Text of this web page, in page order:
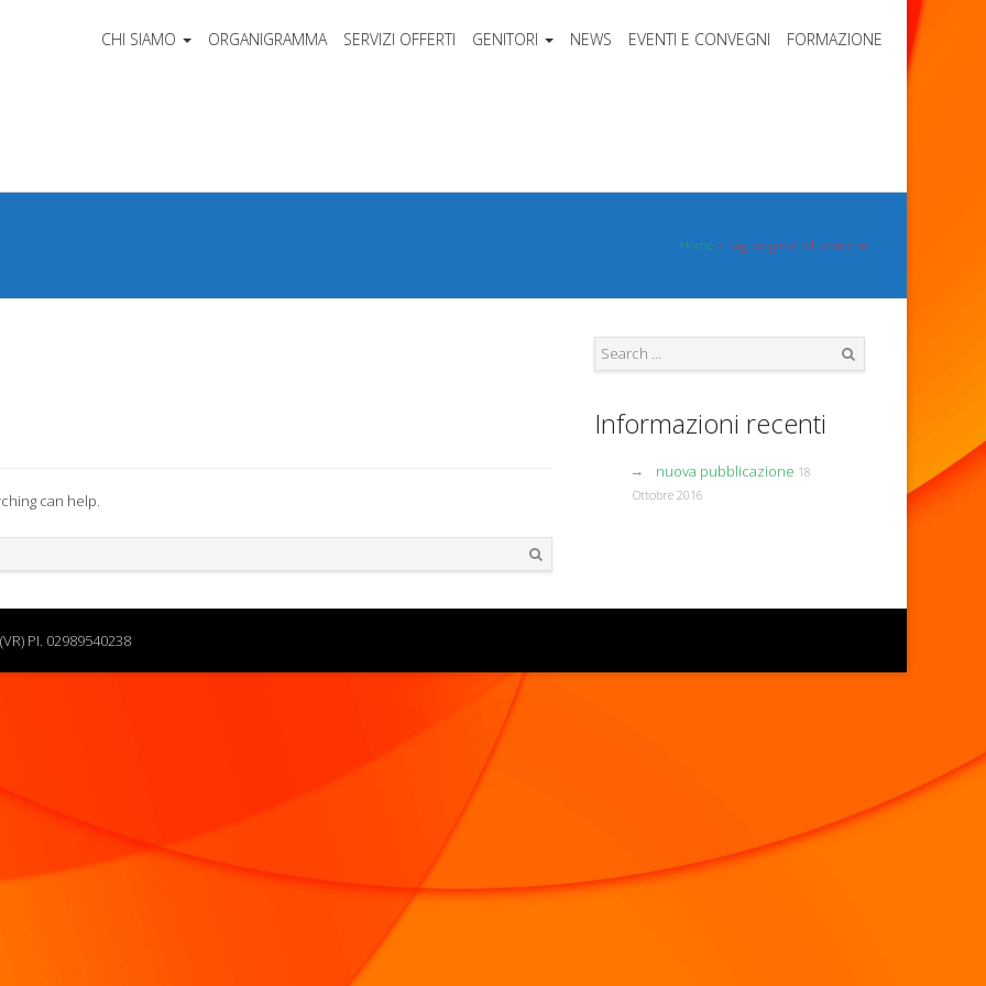
CHI SIAMO ORGANIGRAMMA SERVIZI OFFERTI GENITORI NEWS EVENTI E CONVEGNI FORMAZIONE
Home Tag: original nfl uniforms
can help.
Informazioni recenti
nuova pubblicazione 18
Ottobre 2016
PI. 02989540238